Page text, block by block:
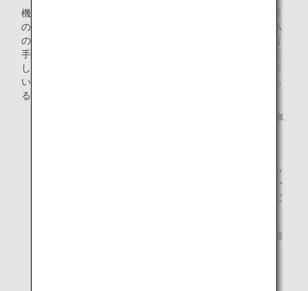
機内にお預かりするスペースに限りがありますので、お客様
の車いすは、チェックインカウンターにてお預かりし、ANA
の車いすをご利用いただきます。お座席への移動は係員がお
手伝いいたします。また、機内では客室用の車いすをご用意
しておりますのでご利用ください。なお、お客様ご自身の車
いすを使用して、飛行機出入り口までのご移動をご希望され
る場合は、係員までお知らせください。
ANA国際線では、1便につき1台まで折りたたみ式手動車
ANAの空港係員にご確認ください。なお、航空機によっ
ては、機内スペースに限りがあるため、車いすのお預か
りができない場合もございます。あらかじめご了承くだ
をご確